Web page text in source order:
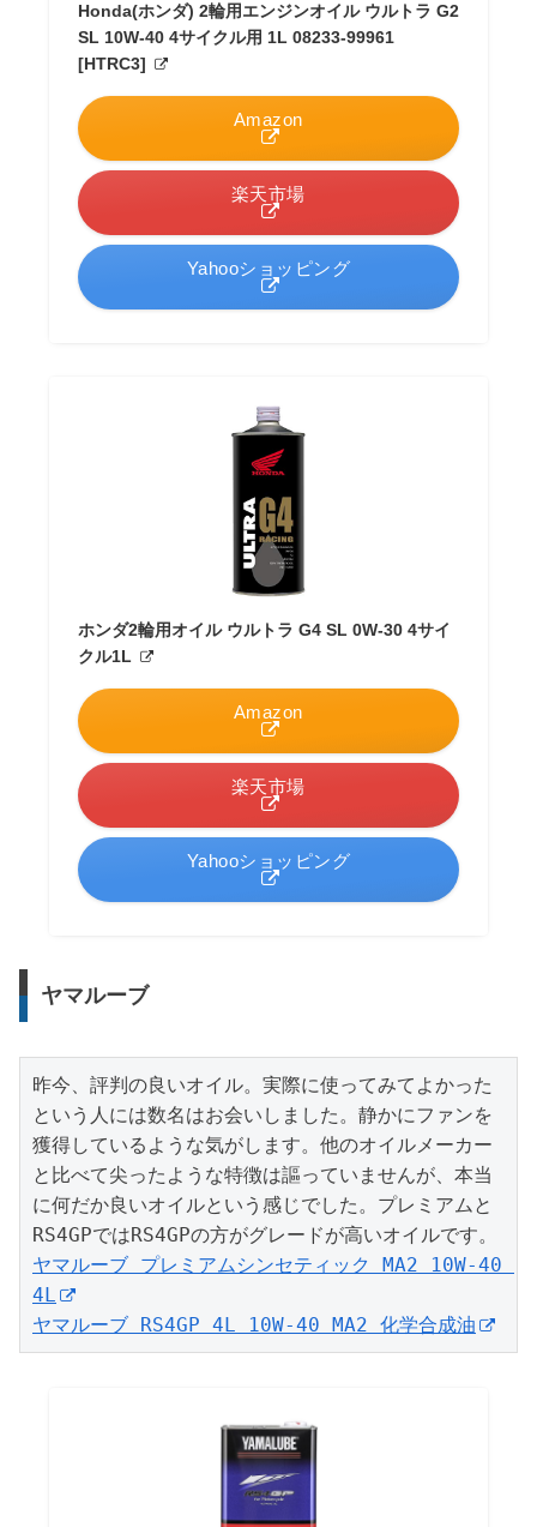
Honda(ホンダ) 2輪用エンジンオイル ウルトラ G2
SL 10W-40 4サイクル用 1L 08233-99961
[HTRC3]
Amazon
楽天市場
Yahooショッピング
ホンダ2輪用オイル ウルトラ G4 SL 0W-30 4サイ
クル1L
Amazon
楽天市場
Yahooショッピング
ヤマルーブ
昨今、評判の良いオイル。実際に使ってみてよかった
という人には数名はお会いしました。静かにファンを
獲得しているような気がします。他のオイルメーカー
と比べて尖ったような特徴は謳っていませんが、本当
に何だか良いオイルという感じでした。プレミアムと
ヤマルーブ プレミアムシンセティック MA2 10W-40
4L
ヤマルーブ RS4GP 4L 10W-40 MA2 化学合成油